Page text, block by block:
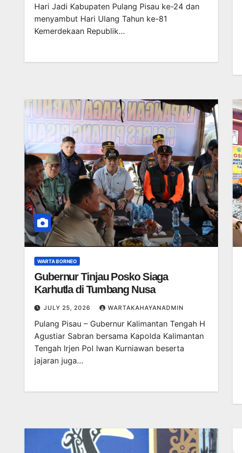
Hari Jadi Kabupaten Pulang Pisau ke-24 dan
menyambut Hari Ulang Tahun ke-81
Kemerdekaan Republik…
WARTA BORNEO
Gubernur Tinjau Posko Siaga
Karhutla di Tumbang Nusa
JULY 25, 2026 WARTAKAHAYANADMIN
Pulang Pisau – Gubernur Kalimantan Tengah H
Agustiar Sabran bersama Kapolda Kalimantan
Tengah Irjen Pol Iwan Kurniawan beserta
jajaran juga…